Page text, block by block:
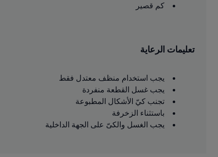
كم قصير
تعليمات الرعاية
يجب استخدام منظف معتدل فقط
يجب غسل القطعة منفردة
تجنب كيّ الأشكال المطبوعة
باستثناء الزخرفة
يجب الغسل والكىّ على الجهة الداخلية